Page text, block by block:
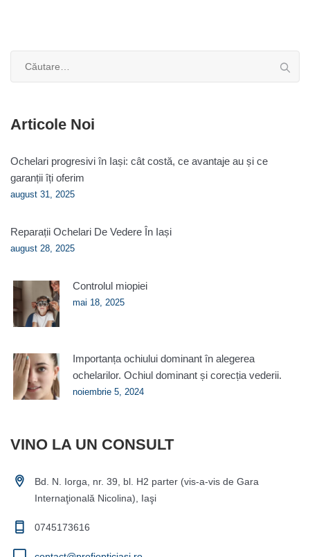
Articole Noi
Ochelari progresivi în Iași: cât costă, ce avantaje au și ce
garanții îți oferim
august 31, 2025
Reparații Ochelari De Vedere În Iași
august 28, 2025
Controlul miopiei
mai 18, 2025
Importanța ochiului dominant în alegerea
ochelarilor. Ochiul dominant și corecția vederii.
noiembrie 5, 2024
VINO LA UN CONSULT
Bd. N. Iorga, nr. 39, bl. H2 parter (vis-a-vis de Gara
Internaţională Nicolina), Iaşi
0745173616